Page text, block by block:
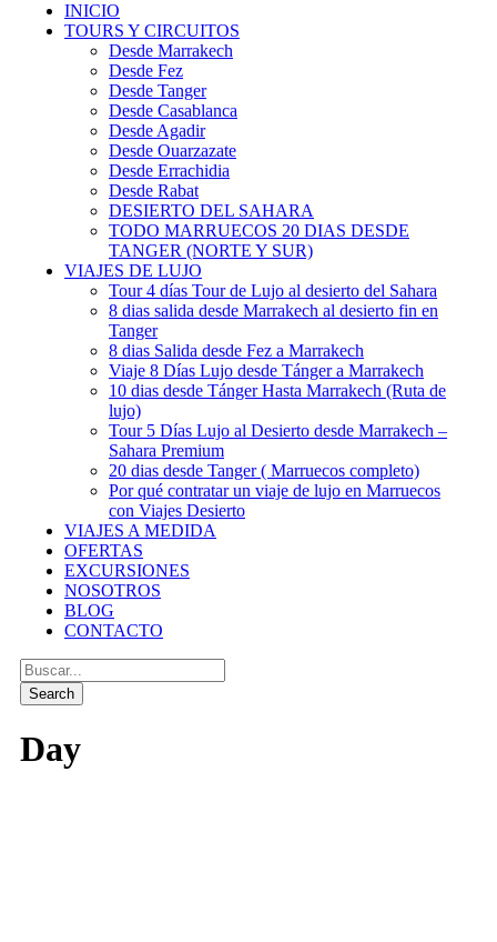
INICIO
TOURS Y CIRCUITOS
Desde Marrakech
Desde Fez
Desde Tanger
Desde Casablanca
Desde Agadir
Desde Ouarzazate
Desde Errachidia
Desde Rabat
DESIERTO DEL SAHARA
TODO MARRUECOS 20 DIAS DESDE
TANGER (NORTE Y SUR)
VIAJES DE LUJO
Tour 4 días Tour de Lujo al desierto del Sahara
8 dias salida desde Marrakech al desierto fin en
Tanger
8 dias Salida desde Fez a Marrakech
Viaje 8 Días Lujo desde Tánger a Marrakech
10 dias desde Tánger Hasta Marrakech (Ruta de
lujo)
Tour 5 Días Lujo al Desierto desde Marrakech –
Sahara Premium
20 dias desde Tanger ( Marruecos completo)
Por qué contratar un viaje de lujo en Marruecos
con Viajes Desierto
VIAJES A MEDIDA
OFERTAS
EXCURSIONES
NOSOTROS
BLOG
CONTACTO
Day